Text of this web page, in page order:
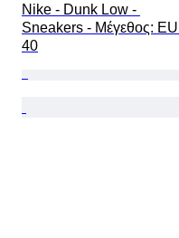
Nike - Dunk Low -
Sneakers - Mέγεθος: EU
40